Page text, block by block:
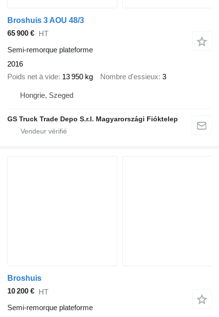
Broshuis 3 AOU 48/3
65 900 € HT
Semi-remorque plateforme
2016
Poids net à vide 13 950 kg Nombre d'essieux 3
Hongrie, Szeged
GS Truck Trade Depo S.r.l. Magyarországi Fióktelep
Broshuis
10 200 € HT
Semi-remorque plateforme